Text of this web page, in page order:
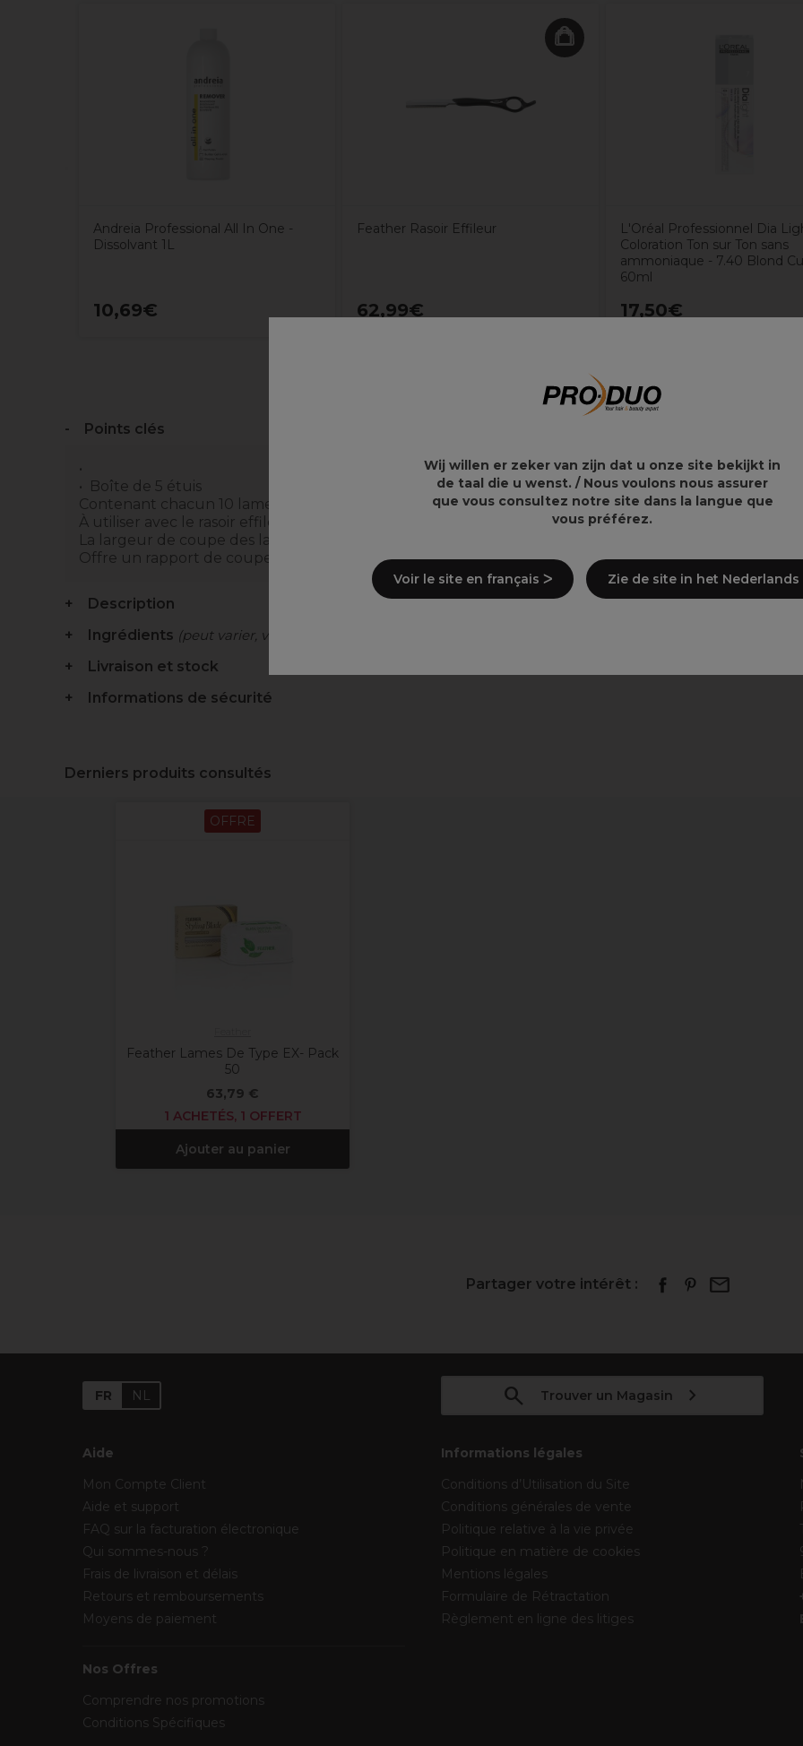
Andreia Professional All In One -
Dissolvant 1L
10,69€
Feather Rasoir Effileur
62,99€
L'Oréal Professionnel Dia
Coloration Ton sur Ton sans
ammoniaque - 7.40 Blond
60ml
17,50€
Points clés
Boîte de 5 étuis
Contenant chacun 10 lames
À utiliser avec le rasoir effileur Feather
La largeur de coupe des lames de type EX est de 2 mm
Offre un rapport de coupe de 100%
Description
Ingrédients (peut varier, voir emballage)
Livraison et stock
Informations de sécurité
Derniers produits consultés
OFFRE
Feather Lames De Type EX- Pack
50
63,79 €
1 ACHETÉS, 1 OFFERT
Ajouter au panier
Partager votre intérêt :
FR NL Trouver un Magasin
Aide
Mon Compte Client
Aide et support
FAQ sur la facturation électronique
Qui sommes-nous ?
Frais de livraison et délais
Retours et remboursements
Moyens de paiement
Nos Offres
Comprendre nos promotions
Conditions Spécifiques
Informations légales
Conditions d’Utilisation du Site
Conditions générales de vente
Politique relative à la vie privée
Politique en matière de cookies
Mentions légales
Formulaire de Rétractation
Règlement en ligne des litiges
Wij willen er zeker van zijn dat u onze site bekijkt in
de taal die u wenst. / Nous voulons nous assurer
que vous consultez notre site dans la langue que
vous préférez.
Voir le site en français ᐳ Zie de site in het Nederlands